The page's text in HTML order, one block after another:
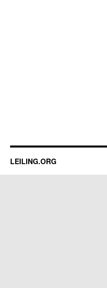
LEILING.ORG